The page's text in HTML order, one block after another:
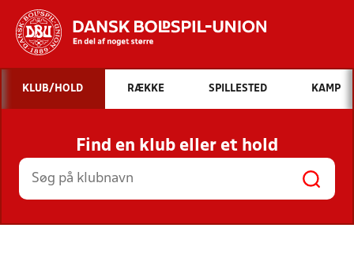
Hvad vil du søge efter?
INDHOLD OG NYHEDER
STILLINGER, RESULTATER, KLUBBER OG
HOLD
KLUB/HOLD RÆKKE SPILLESTED KAMP
Find en klub eller et hold